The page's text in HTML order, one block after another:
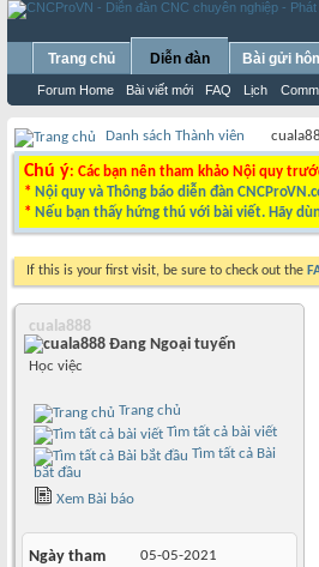
Trang chủ Diễn đàn
Forum Home Bài viết mới FAQ Lịch
Bài gửi
Danh sách Thành viên
Chú ý: Các bạn nên tham khảo Nội quy
* Nội quy và Thông báo diễn đàn
* Nếu bạn thấy hứng thú với bài viết. Hãy
If this is your first visit, be sure to check out the
cuala888
Học việc
Trang chủ
Tìm tất cả bài viết
Tìm tất cả Bài
bắt đầu
Xem Bài báo
Ngày tham
05-05-2021